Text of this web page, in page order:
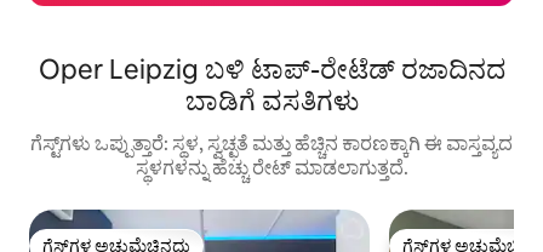
Oper Leipzig ಬಳಿ ಟಾಪ್-ರೇಟೆಡ್ ರಜಾದಿನದ
ಬಾಡಿಗೆ ವಸತಿಗಳು
ಗೆಸ್ಟ್‌ಗಳು ಒಪ್ಪುತ್ತಾರೆ: ಸ್ಥಳ, ಸ್ವಚ್ಛತೆ ಮತ್ತು ಹೆಚ್ಚಿನ ಕಾರಣಕ್ಕಾಗಿ ಈ ವಾಸ್ತವ್ಯದ
ಸ್ಥಳಗಳನ್ನು ಹೆಚ್ಚು ರೇಟ್ ಮಾಡಲಾಗುತ್ತದೆ.
ಗೆಸ್ಟ್‌ಗಳ ಅಚ್ಚುಮೆಚ್ಚಿನದು ಗೆಸ್ಟ್‌ಗಳ